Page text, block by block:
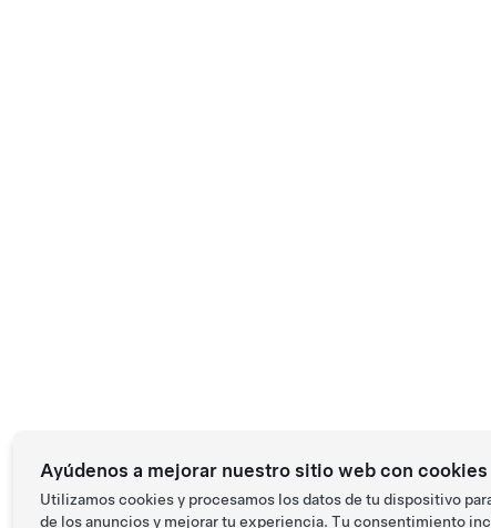
Ayúdenos a mejorar nuestro sitio web con cookies
Utilizamos cookies y procesamos los datos de tu dispositivo
de los anuncios y mejorar tu experiencia. Tu consentimiento